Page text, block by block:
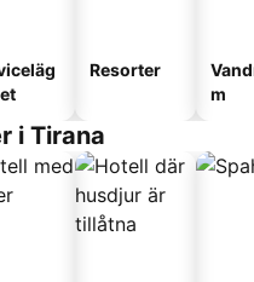
Resorter
m
i Tirana